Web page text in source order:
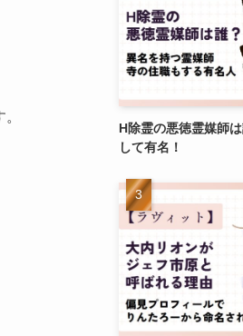
H除霊の悪徳霊媒師
して有名！